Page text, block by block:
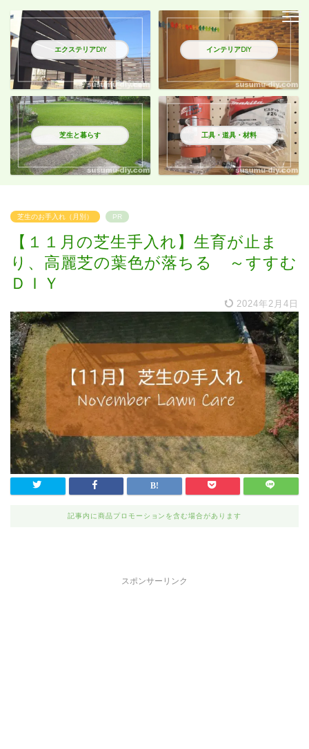
エクステリアDIY インテリアDIY
芝生と暮らす 工具・道具・材料
芝生のお手入れ（月別） PR
【１１月の芝生手入れ】生育が止ま
り、高麗芝の葉色が落ちる ～すすむ
ＤＩＹ
2024年2月4日
記事内に商品プロモーションを含む場合があります
スポンサーリンク